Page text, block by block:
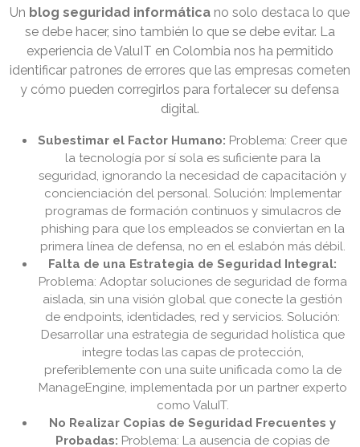
Un blog seguridad informática no solo destaca lo que
se debe hacer, sino también lo que se debe evitar. La
experiencia de ValuIT en Colombia nos ha permitido
identificar patrones de errores que las empresas cometen
y cómo pueden corregirlos para fortalecer su defensa
digital.
Subestimar el Factor Humano: Problema: Creer que
la tecnología por sí sola es suficiente para la
seguridad, ignorando la necesidad de capacitación y
concienciación del personal. Solución: Implementar
programas de formación continuos y simulacros de
phishing para que los empleados se conviertan en la
primera línea de defensa, no en el eslabón más débil.
Falta de una Estrategia de Seguridad Integral:
Problema: Adoptar soluciones de seguridad de forma
aislada, sin una visión global que conecte la gestión
de endpoints, identidades, red y servicios. Solución:
Desarrollar una estrategia de seguridad holística que
integre todas las capas de protección,
preferiblemente con una suite unificada como la de
ManageEngine, implementada por un partner experto
como ValuIT.
No Realizar Copias de Seguridad Frecuentes y
Probadas: Problema: La ausencia de copias de